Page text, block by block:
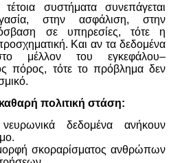
συστήματα συνεπάγεται
στην ασφάλιση, στην
σε υπηρεσίες, τότε η
Και αν τα δεδομένα
μέλλον του εγκεφάλου–
πόρος, τότε το πρόβλημα δεν
πολιτική στάση:
δεδομένα ανήκουν
σκοραρίσματος ανθρώπων